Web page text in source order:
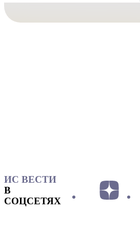
ИС ВЕСТИ
В
СОЦСЕТЯХ